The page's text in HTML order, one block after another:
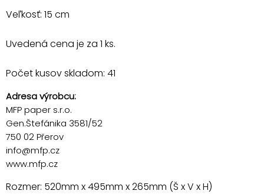
Veľkosť: 15 cm
Uvedená cena je za 1 ks.
Počet kusov skladom: 41
Adresa výrobcu:
MFP paper s.r.o.
Gen.Štefánika 3581/52
750 02 Přerov
info@mfp.cz
www.mfp.cz
Rozmer: 520mm x 495mm x 265mm (Š x V x H)